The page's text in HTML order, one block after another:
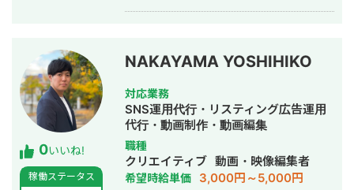
0いいね!
稼働ステータス
NAKAYAMA YOSHIHIKO
対応業務
SNS運用代行・リスティング広告運用
代行・動画制作・動画編集
職種
クリエイティブ 動画・映像編集者
希望時給単価 3,000円～5,000円